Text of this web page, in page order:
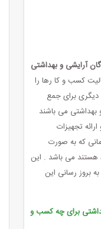
آرایشی و بهداشتی
کسب و کا رها را
برای جمع
بهداشتی می باشند
تجهیزات
که به صورت
هستند می باشد . این
بروز رسانی این
برای چه کسب و